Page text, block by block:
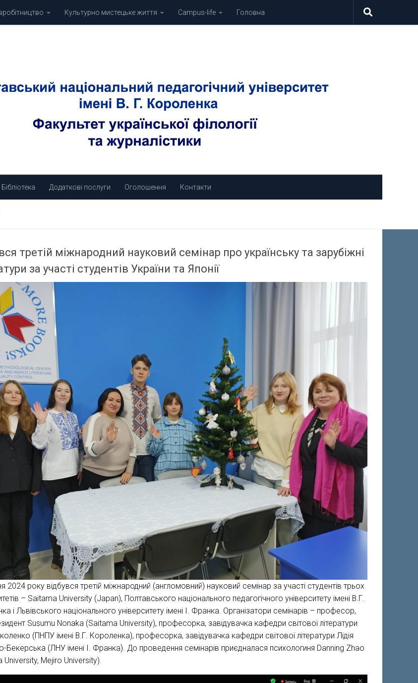
Культурно мистецьке життя Campus-life Головна
Бібліотека Додаткові послуги Оголошення Контакти
третій міжнародний науковий семінар про українську та зарубіжні
за участі студентів України та Японії
2024 року відбувся третій міжнародний (англомовний) науковий семінар за участі студентів трьох
– Saitama University (Japan), Полтавського національного педагогічного університету імені В.Г.
і Львівського національного університету імені І. Франка. Організатори семінарів – професор,
Susumu Nonaka (Saitama University), професорка, завідувачка кафедри світової літератури
(ПНПУ імені В.Г. Короленка), професорка, завідувачка кафедри світової літератури Лідія
Бекерська (ЛНУ імені І. Франка). До проведення семінарів приєдналася психологиня Danning Zhao
University, Mejiro University).